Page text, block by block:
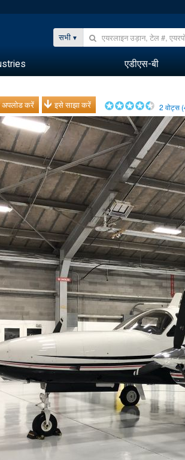
सभी
एडीएस-बी
अपलोड करें इसे साझा करें 2 वोट्स (